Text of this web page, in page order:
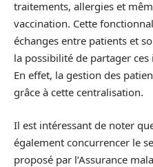
traitements, allergies et
vaccination. Cette
échanges entre patients et
la possibilité de partager
En effet, la gestion des
grâce à cette centralisation.
Il est intéressant de noter
également concurrencer le
proposé par l’Assurance